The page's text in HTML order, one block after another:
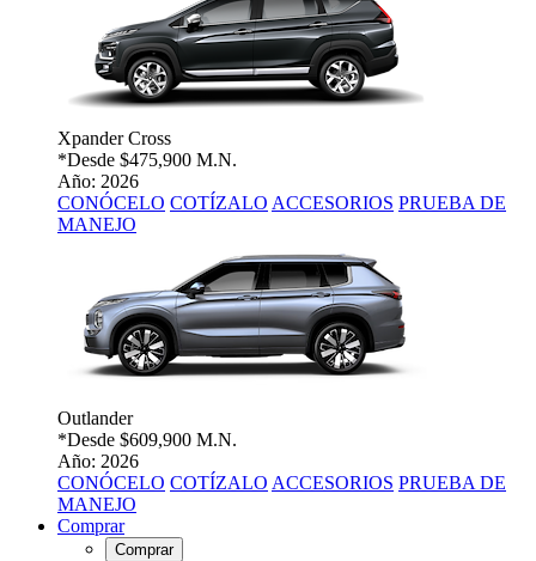
Xpander Cross
*Desde $475,900 M.N.
Año: 2026
CONÓCELO COTÍZALO ACCESORIOS PRUEBA DE
MANEJO
Outlander
*Desde $609,900 M.N.
Año: 2026
CONÓCELO COTÍZALO ACCESORIOS PRUEBA DE
MANEJO
Comprar
Comprar